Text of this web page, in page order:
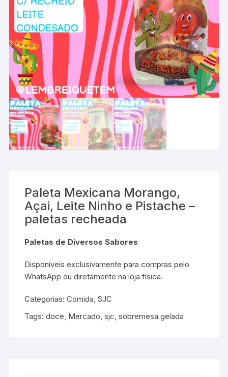
Paleta Mexicana Morango,
Açai, Leite Ninho e Pistache –
paletas recheada
Paletas de Diversos Sabores
Disponíveis exclusivamente para compras pelo
WhatsApp ou diretamente na loja física.
Categorias:Comida,SJC
Tags:doce, Mercado,sjc,sobremesa gelada